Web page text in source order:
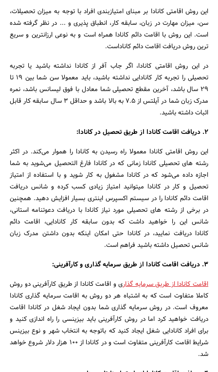
جستجو
این روش اقامتی کانادا بر مبنای امتیازبندی افراد با توجه به میزان تحصیلات،
سن، میزان مهارت در زبان، سابقه کار، انطباق پذیری و ... در نظر گرفته شده
است. این روش با اقامت دائم کانادا همراه است و به نوعی ارزانترین و سریع
ترین روش دریافت اقامت دائم کاناداست.
در این روش اقامتی کانادا، اگر جاب آفر از کانادا نداشته باشید یا تجربه
تحصیلی را تجربه کار کانادایی نداشته باشید، باید معمولا سن شما بین 19 تا
29 سال باشد، آخرین مقطع تحصیلی شما معادل با فوق لیسانس باشد، نمره
مدرک زبان شما در آیلتس از 7.5 به بالا باشد و حداقل 3 سال سابقه کار قابل
اثبات داشته باشید.
2. دریافت اقامت کانادا از طریق تحصیل در کانادا:
این روش اقامتی کانادا معمولا راه رسیدن به کانادا را هموار می‌کند. در اکثر
رشته های تحصیلی کانادا زمانی که در کانادا فارغ التحصیل می‌شوید به شما
اجازه داده می‌شود که در کانادا مشغول به کار شوید و با استفاده از امتیاز
تحصیل و کار در کانادا میتوانید امتیاز زیادی کسب کرده و شانس دریافت
اقامت دائم کانادا را در سیستم اکسپرس اینتری بسیار افزایش دهید. همچنین
در برخی از رشته های تحصیلی مورد نیاز کانادا با دریافت دعوتنامه استانی،
شانس این را خواهید داشت که بدون سابقه کار کانادایی، اقامت دائم
کانادا دریافت نمایید، در کانادا حتی امکان اینکه بدون داشتن مدرک زبان
شانس تحصیل داشته باشید فراهم است.
3. دریافت اقامت کانادا از طریق سرمایه گذاری و کارآفرینی:
اقامت کانادا از طریق سرمایه گذاری و اقامت کانادا از طریق کارآفرینی دو روش
کاملا متفاوت است که به اشتباه هر دو روش به اقامت سرمایه گذاری کانادا
معروف است. در روش سرمایه گذاری شما بدون ایجاد شغل در کانادا اقامت
دریافت خواهید کرد اما در روش کارآفرینی باید بیزینسی را راه اندازی کنید و
برای افراد کانادایی شغل ایجاد کنید که باتوجه به انتخاب شهر و نوع بیزینس
شرایط اقامت کارآفرینی متفاوت است و در کانادا از 100 هزار دلار شروع خواهد
شد.